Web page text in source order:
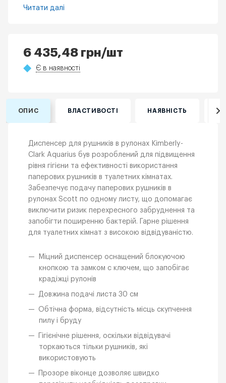
Читати далі
6 435,48 грн/шт
Є в наявності
ОПИС ВЛАСТИВОСТІ НАЯВНІСТЬ
Диспенсер для рушників в рулонах Kimberly-
Clark Aquarius був розроблений для підвищення
рівня гігієни та ефективності використання
паперових рушників в туалетних кімнатах.
Забезпечує подачу паперових рушників в
рулонах Scott по одному листу, що допомагає
виключити ризик перехресного забруднення та
запобігти поширенню бактерій. Гарне рішення
для туалетних кімнат з високою відвідуваністю.
Міцний диспенсер оснащений блокуючою
кнопкою та замком с ключем, що запобігає
крадіжці рулонів
Довжина подачі листа 30 см
Обтічна форма, відсутність місць скупчення
пилу і бруду
Гігієнічне рішення, оскільки відвідувачі
торкаються тільки рушників, які
використовують
Прозоре віконце дозволяє швидко